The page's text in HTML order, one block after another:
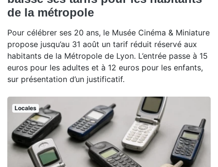
de la métropole
Pour célébrer ses 20 ans, le Musée Cinéma & Miniature
propose jusqu’au 31 août un tarif réduit réservé aux
habitants de la Métropole de Lyon. L’entrée passe à 15
euros pour les adultes et à 12 euros pour les enfants,
sur présentation d’un justificatif.
Locales